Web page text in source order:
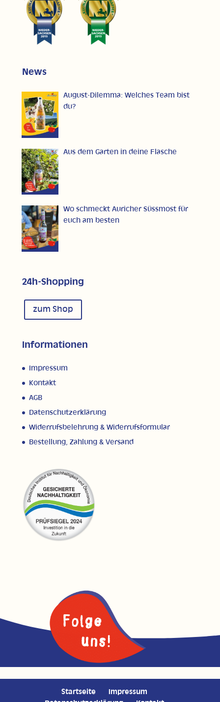
News
August-Dilemma: Welches Team bist
du?
Aus dem Garten in deine Flasche
Wo schmeckt Auricher Süssmost für
euch am besten
24h-Shopping
zum Shop
Informationen
Impressum
Kontakt
AGB
Datenschutzerklärung
Widerrufsbelehrung & Widerrufsformular
Bestellung, Zahlung & Versand
Startseite
Impressum